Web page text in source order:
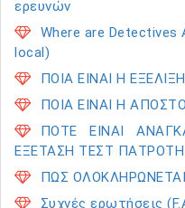
ερευνών
Where are Detectives
local)
ΠΟΙΑ ΕΙΝΑΙ Η
ΠΟΙΑ ΕΙΝΑΙ Η
ΠΟΤΕ ΕΙΝΑΙ
ΕΞΕΤΑΣΗ ΤΕΣΤ
ΠΩΣ
Συχνές ερωτήσεις